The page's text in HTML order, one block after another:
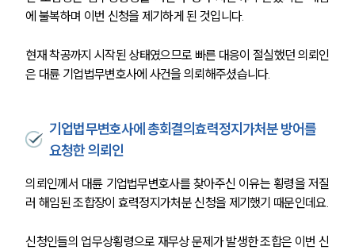
에 불복하며 이번 신청을 제기하게 된 것입니다.
현재 착공까지 시작된 상태였으므로 빠른 대응이 절실했던 의뢰인
은 대륜 기업법무변호사에 사건을 의뢰해주셨습니다.
기업법무변호사에 총회결의효력정지가처분 방어를
요청한 의뢰인
의뢰인께서 대륜 기업법무변호사를 찾아주신 이유는 횡령을 저질
러 해임된 조합장이 효력정지가처분 신청을 제기했기 때문인데요.
신청인들의 업무상횡령으로 재무상 문제가 발생한 조합은 이번 신